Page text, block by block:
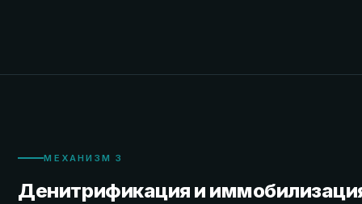
МЕХАНИЗМ 3
Денитрификация и